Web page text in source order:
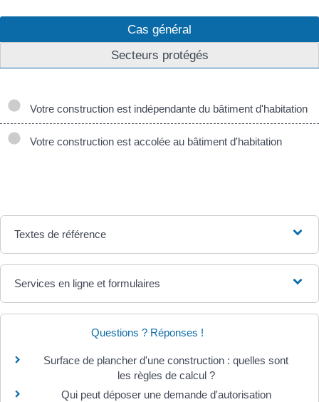
Cas général
Secteurs protégés
Votre construction est indépendante du bâtiment d'habitation
Votre construction est accolée au bâtiment d'habitation
Textes de référence
Services en ligne et formulaires
Questions ? Réponses !
Surface de plancher d'une construction : quelles sont
les règles de calcul ?
Qui peut déposer une demande d'autorisation